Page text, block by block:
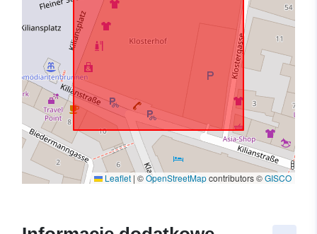
Leaflet | ©OpenStreetMapcontributors ©GISCO